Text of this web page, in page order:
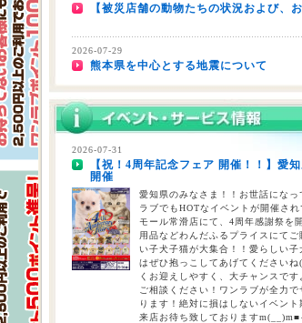
【被災店舗の動物たちの状況および、
2026-07-29
熊本県を中心とする地震について
2026-07-28
【重要】熊本地震に伴う臨時休業のお
2026-07-24
【大決算2026開催！！】香川県 ワンラ
大決算フェア開催中！！7/25～8/9まで
2026-07-31
【祝！4周年記念フェア 開催！！】愛
開催
愛知県のみなさま！！お世話にな
ラブでもHOTなイベントが開催さ
モール常滑店にて、4周年感謝祭を
用品などわんだふるプライスにて
い子犬子猫が大集合！！愛らしい
はぜひ抱っこしてあげてください
くお迎えしやすく、大チャンスで
ご相談ください！ワンラブが全力
ります！絶対に損はしないイベン
来店お待ち致しております